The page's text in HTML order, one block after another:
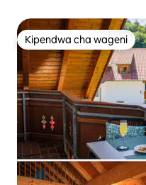
Kipendwa cha wageni
Kipendwa cha wageni